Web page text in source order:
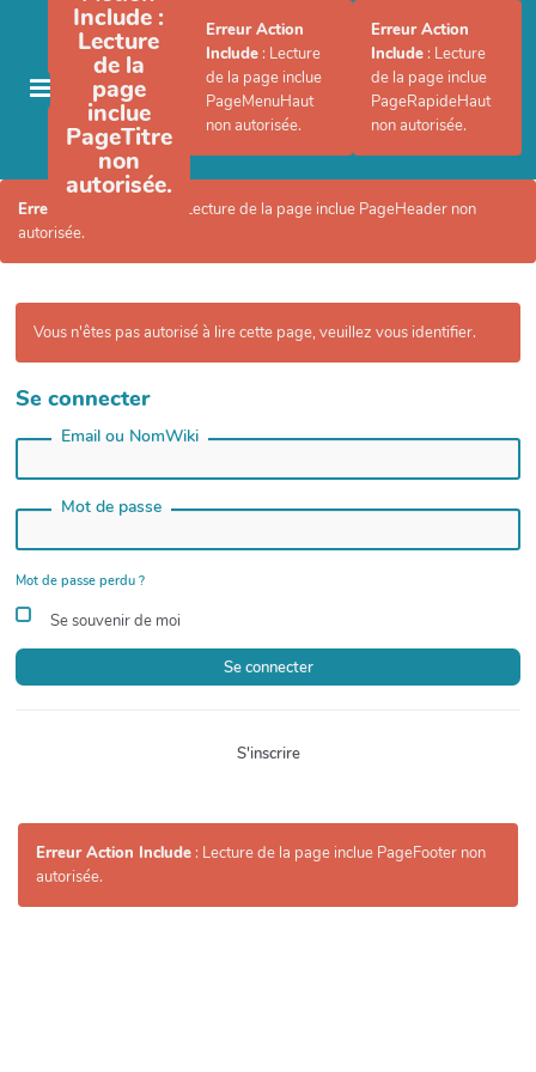
Include :
Lecture
de la
page
inclue
PageTitre
non
autorisée.
Erreur Action
Include: Lecture
de la page inclue
PageMenuHaut
non autorisée.
Erreur Action
Include : Lecture
de la page inclue
PageRapideHaut
non autorisée.
Erreur Action Include
: Lecture de la page inclue PageHeader non
autorisée.
Vous n'êtes pas autorisé à lire cette page, veuillez vous identifier.
Se connecter
Email ou NomWiki
Mot de passe
Mot de passe perdu ?
Se souvenir de moi
Se connecter
S'inscrire
Erreur Action Include : Lecture de la page inclue PageFooter non
autorisée.